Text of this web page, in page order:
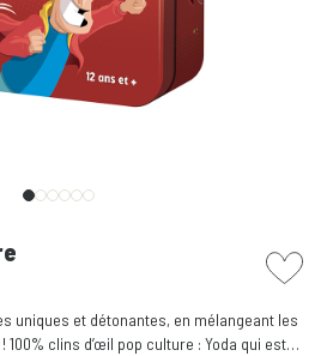
picto
uniques et détonantes, en mélangeant les
clins d’œil pop culture : Yoda qui est